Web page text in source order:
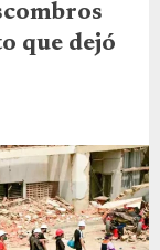
que dejó